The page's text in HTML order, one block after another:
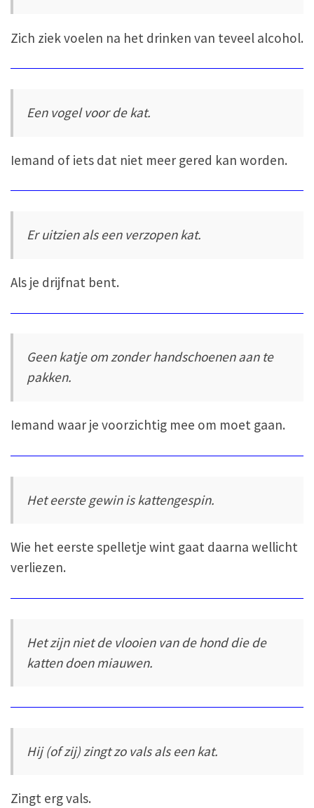
Zich ziek voelen na het drinken van teveel alcohol.
Een vogel voor de kat.
Iemand of iets dat niet meer gered kan worden.
Er uitzien als een verzopen kat.
Als je drijfnat bent.
Geen katje om zonder handschoenen aan te
pakken.
Iemand waar je voorzichtig mee om moet gaan.
Het eerste gewin is kattengespin.
Wie het eerste spelletje wint gaat daarna wellicht
verliezen.
Het zijn niet de vlooien van de hond die de
katten doen miauwen.
Hij (of zij) zingt zo vals als een kat.
Zingt erg vals.